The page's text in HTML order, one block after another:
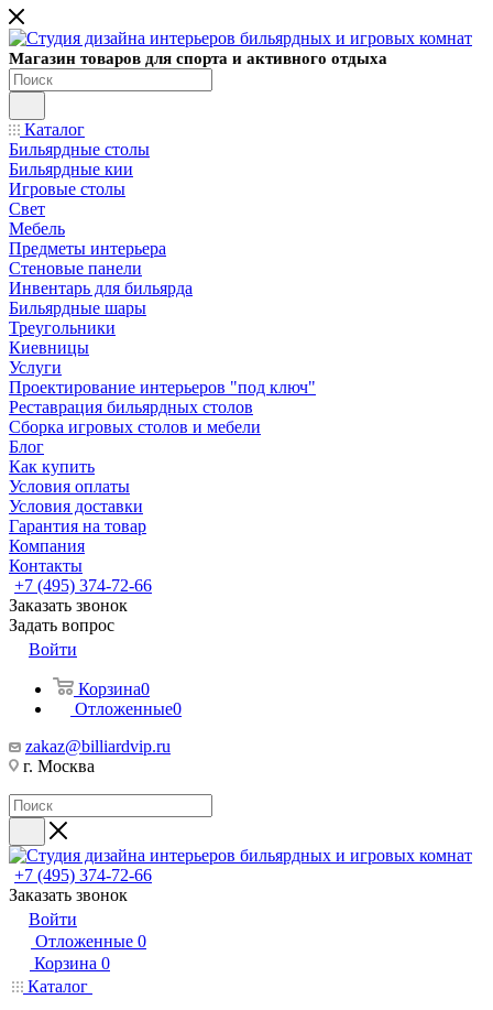
Магазин товаров для спорта и активного отдыха
Каталог
Бильярдные столы
Бильярдные кии
Игровые столы
Свет
Мебель
Предметы интерьера
Стеновые панели
Инвентарь для бильярда
Бильярдные шары
Треугольники
Киевницы
Услуги
Проектирование интерьеров "под ключ"
Реставрация бильярдных столов
Сборка игровых столов и мебели
Блог
Как купить
Условия оплаты
Условия доставки
Гарантия на товар
Компания
Контакты
+7 (495) 374-72-66
Заказать звонок
Задать вопрос
Войти
Корзина0
Отложенные0
zakaz@billiardvip.ru
г. Москва
+7 (495) 374-72-66
Заказать звонок
Войти
Отложенные 0
Корзина 0
Каталог